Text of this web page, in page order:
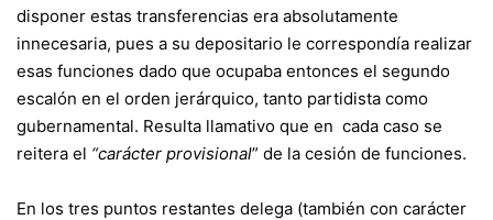
disponer estas transferencias era absolutamente
innecesaria, pues a su depositario le correspondía realizar
esas funciones dado que ocupaba entonces el segundo
escalón en el orden jerárquico, tanto partidista como
gubernamental. Resulta llamativo que en cada caso se
reitera el “carácter provisional” de la cesión de funciones.
En los tres puntos restantes delega (también con carácter